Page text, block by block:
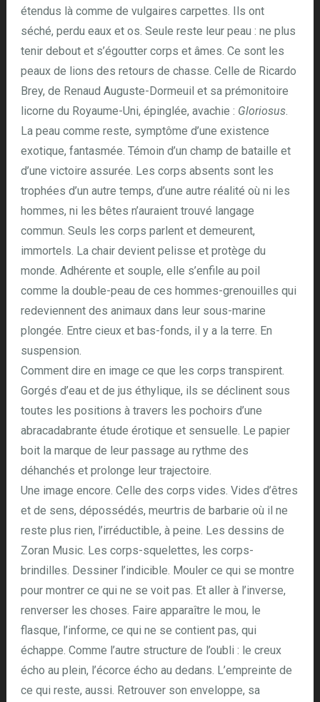
étendus là comme de vulgaires carpettes. Ils ont
séché, perdu eaux et os. Seule reste leur peau : ne plus
tenir debout et s’égoutter corps et âmes. Ce sont les
peaux de lions des retours de chasse. Celle de Ricardo
Brey, de Renaud Auguste-Dormeuil et sa prémonitoire
licorne du Royaume-Uni, épinglée, avachie : Gloriosus.
La peau comme reste, symptôme d’une existence
exotique, fantasmée. Témoin d’un champ de bataille et
d’une victoire assurée. Les corps absents sont les
trophées d’un autre temps, d’une autre réalité où ni les
hommes, ni les bêtes n’auraient trouvé langage
commun. Seuls les corps parlent et demeurent,
immortels. La chair devient pelisse et protège du
monde. Adhérente et souple, elle s’enfile au poil
comme la double-peau de ces hommes-grenouilles qui
redeviennent des animaux dans leur sous-marine
plongée. Entre cieux et bas-fonds, il y a la terre. En
suspension.
Comment dire en image ce que les corps transpirent.
Gorgés d’eau et de jus éthylique, ils se déclinent sous
toutes les positions à travers les pochoirs d’une
abracadabrante étude érotique et sensuelle. Le papier
boit la marque de leur passage au rythme des
déhanchés et prolonge leur trajectoire.
Une image encore. Celle des corps vides. Vides d’êtres
et de sens, dépossédés, meurtris de barbarie où il ne
reste plus rien, l’irréductible, à peine. Les dessins de
Zoran Music. Les corps-squelettes, les corps-
brindilles. Dessiner l’indicible. Mouler ce qui se montre
pour montrer ce qui ne se voit pas. Et aller à l’inverse,
renverser les choses. Faire apparaître le mou, le
flasque, l’informe, ce qui ne se contient pas, qui
échappe. Comme l’autre structure de l’oubli : le creux
écho au plein, l’écorce écho au dedans. L’empreinte de
ce qui reste, aussi. Retrouver son enveloppe, sa